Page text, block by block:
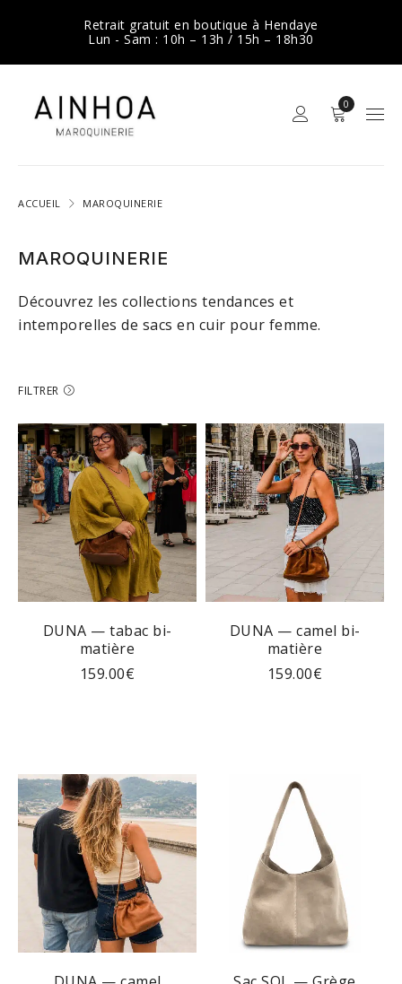
Retrait gratuit en boutique à Hendaye
Lun - Sam : 10h – 13h / 15h – 18h30
0
ACCUEIL MAROQUINERIE
MAROQUINERIE
Découvrez les collections tendances et
intemporelles de sacs en cuir pour femme.
FILTRER
DUNA — tabac bi-
matière
159.00€
DUNA — camel bi-
matière
159.00€